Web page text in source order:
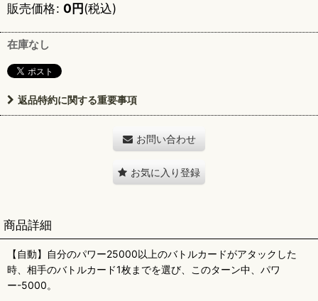
販売価格: 0円(税込)
在庫なし
返品特約に関する重要事項
お問い合わせ
お気に入り登録
商品詳細
【自動】自分のパワー25000以上のバトルカードがアタックした
時、相手のバトルカード1枚までを選び、このターン中、パワ
ー-5000。